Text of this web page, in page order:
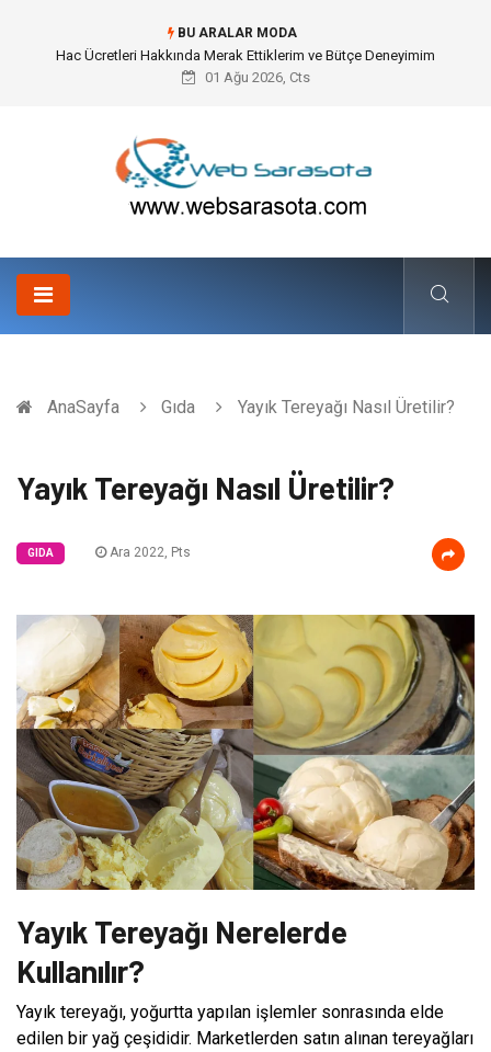
BU ARALAR MODA
Öneri Sistemi ile Kurumsal İnovasyonun Dijitalleşmesi
01 Ağu 2026, Cts
AnaSayfa Gıda Yayık Tereyağı Nasıl Üretilir?
Yayık Tereyağı Nasıl Üretilir?
GIDA Ara 2022, Pts
Yayık Tereyağı Nerelerde
Kullanılır?
Yayık tereyağı, yoğurtta yapılan işlemler sonrasında elde
edilen bir yağ çeşididir. Marketlerden satın alınan tereyağları